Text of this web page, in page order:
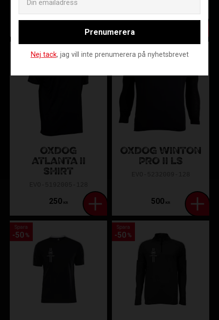
AFT10140
69 159 69 159
OXDOG
ATLANTA II
SHIRT
250 KR
OXDOG WINTON
PRO II LS
500 KR
Spara
50 %
Spara
50 %
Prenumerera
Nej tack, jag vill inte prenumerera på nyhetsbrevet